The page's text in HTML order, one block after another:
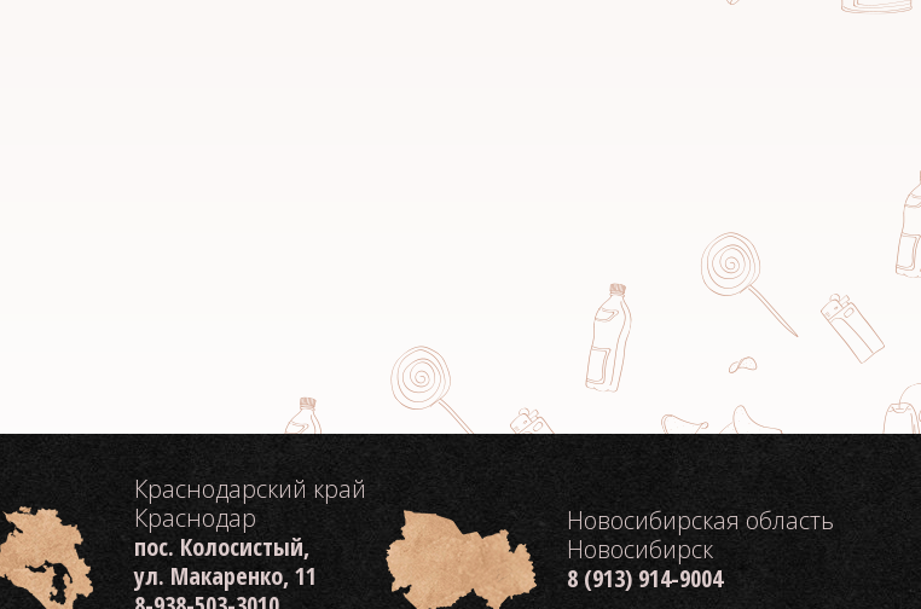
Краснодарский край
Краснодар
пос. Колосистый,
ул. Макаренко, 11
Новосибирская область
Новосибирск
8 (913) 914-9004